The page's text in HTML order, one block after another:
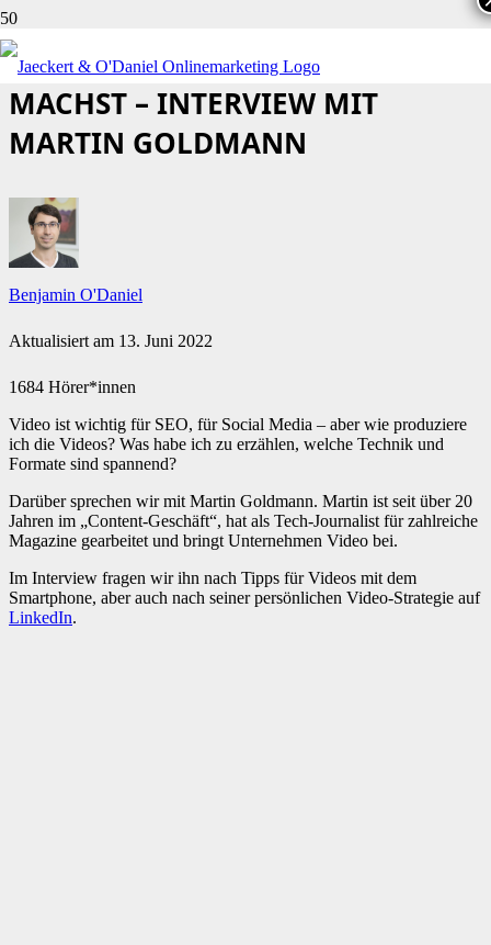
WIE DU GUTEN VIDEO CONTENT
MACHST – INTERVIEW MIT
MARTIN GOLDMANN
Benjamin O'Daniel
Aktualisiert am 13. Juni 2022
1684 Hörer*innen
Video ist wichtig für SEO, für Social Media – aber wie produziere
ich die Videos? Was habe ich zu erzählen, welche Technik und
Formate sind spannend?
Darüber sprechen wir mit Martin Goldmann. Martin ist seit über 20
Jahren im „Content-Geschäft“, hat als Tech-Journalist für zahlreiche
Magazine gearbeitet und bringt Unternehmen Video bei.
Im Interview fragen wir ihn nach Tipps für Videos mit dem
Smartphone, aber auch nach seiner persönlichen Video-Strategie auf
LinkedIn.